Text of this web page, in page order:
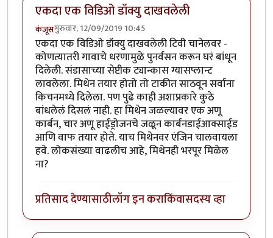
एकदा एक विडिओ डॉक्यु दाखवलेली
कंजूसगुरुवार, 12/09/2019 10:45
एकदा एक विडिओ डॉक्यु दाखवलेली टिवी चानेलवर -
कोणत्यातरी गावाचे धरणामुळे पुनर्वसन करून घरं बांधून
दिलेली. संडासाच्या सेप्टीक ट्यान्कास ग्यासप्लान्ट
लावलेला. मिथेन तयार होतो तो टाकीत साठवून सर्वांना
किचनमध्ये दिलेला. पण पुढे काही अशाप्रकारे कुठे
बांधलेलं दिसलं नाही. हा मिथेन जळल्यावर एक अणू
कार्बन, चार अणू हाईड्रोजनचे जळून कार्बनडाईआक्साईड
आणि वाफ तयार होते. याच मिथेनवर एंजिन चालवायला
हवे. लोकसंख्या वाढलीच आहे, मिथेनही भरपूर मिळेल
ना?
प्रतिसाद देण्यासाठीलॉग इन कराकिंवासदस्य व्हा